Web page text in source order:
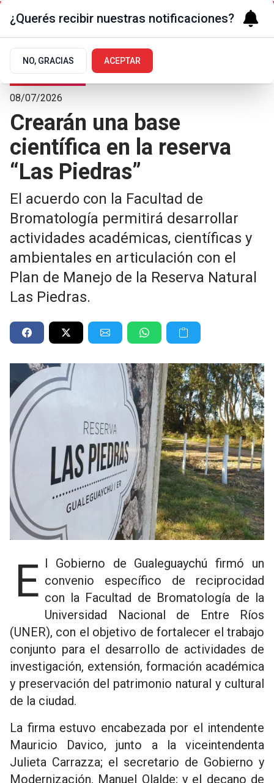
Medio ambiente
08/07/2026
Crearán una base
científica en la reserva
“Las Piedras”
El acuerdo con la Facultad de
Bromatología permitirá desarrollar
actividades académicas, científicas y
ambientales en articulación con el
Plan de Manejo de la Reserva Natural
Las Piedras.
El Gobierno de Gualeguaychú firmó un convenio específico de reciprocidad
con la Facultad de Bromatología de la
Universidad Nacional de Entre Ríos
(UNER), con el objetivo de fortalecer el trabajo
conjunto para el desarrollo de actividades de
investigación, extensión, formación académica
y preservación del patrimonio natural y cultural
de la ciudad.
La firma estuvo encabezada por el intendente
Mauricio Davico, junto a la viceintendenta
Julieta Carrazza; el secretario de Gobierno y
Modernización, Manuel Olalde; y el decano de
¿Querés recibir nuestras notificaciones?
NO, GRACIAS ACEPTAR